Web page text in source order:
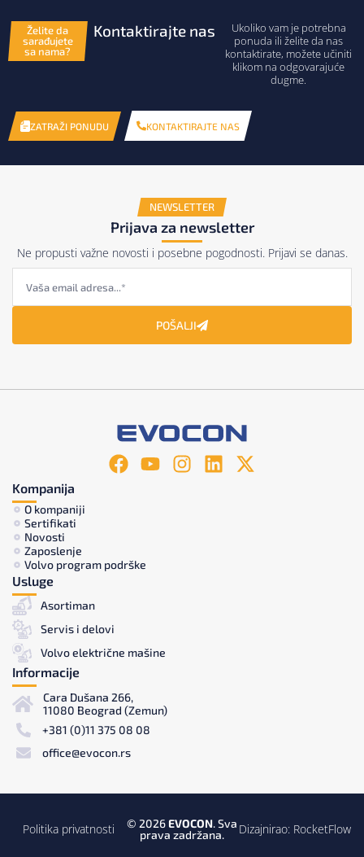
Želite da
sarađujete
sa nama?
Kontaktirajte nas
Ukoliko vam je potrebna
ponuda ili želite da nas
kontaktirate, možete učiniti
klikom na odgovarajuće
dugme.
ZATRAŽI PONUDU KONTAKTIRAJTE NAS
NEWSLETTER
Prijava za newsletter
Ne propusti važne novosti i posebne pogodnosti. Prijavi se danas.
POŠALJI
Kompanija
O kompaniji
Sertifikati
Novosti
Zaposlenje
Volvo program podrške
Usluge
Asortiman
Servis i delovi
Volvo električne mašine
Informacije
Cara Dušana 266,
11080 Beograd (Zemun)
+381 (0)11 375 08 08
office@evocon.rs
Politika privatnosti © 2026EVOCON. Sva
prava zadržana.
Dizajnirao: RocketFlow